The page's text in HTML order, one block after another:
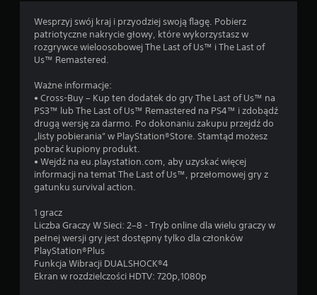
Wesprzyj swój kraj i przyodziej swoją flagę. Pobierz
patriotyczne nakrycie głowy, które wykorzystasz w
rozgrywce wieloosobowej The Last of Us™ i The Last of
Us™ Remastered.
Ważne informacje:
• Cross-Buy – Kup ten dodatek do gry The Last of Us™ na
PS3™ lub The Last of Us™ Remastered na PS4™ i zdobądź
drugą wersję za darmo. Po dokonaniu zakupu przejdź do
„listy pobierania” w PlayStation®Store. Stamtąd możesz
pobrać kupiony produkt.
• Wejdź na eu.playstation.com, aby uzyskać więcej
informacji na temat The Last of Us™, przełomowej gry z
gatunku survival action.
1 gracz
Liczba Graczy W Sieci: 2–8 - Tryb online dla wielu graczy w
pełnej wersji gry jest dostępny tylko dla członków
PlayStation®Plus
Funkcja Wibracji DUALSHOCK®4
Ekran w rozdzielczości HDTV: 720p,1080p